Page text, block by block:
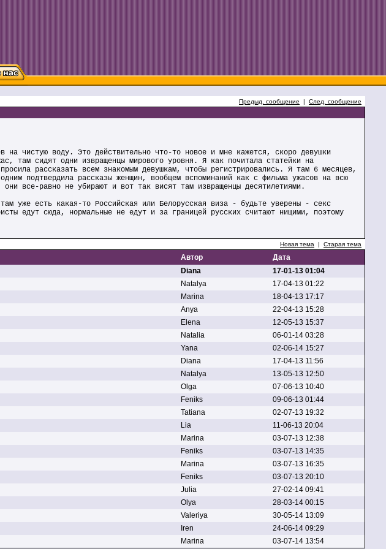
Предыд. сообщение | След. сообщение
на чистую воду. Это действительно что-то новое и мне кажется, скоро девушки
там сидят одни извращенцы мирового уровня. Я как почитала статейки на
рассказать всем знакомым девушкам, чтобы регистрировались. Я там 6 месяцев,
подтвердила рассказы женщин, вообщем вспоминаний как с фильма ужасов на всю
все-равно не убирают и вот так висят там извращенцы десятилетиями.
уже есть какая-то Российская или Белорусская виза - будьте уверены - секс
едут сюда, нормальные не едут и за границей русских считают нищими, поэтому
Новая тема | Старая тема
Автор
Дата
Diana
17-01-13 01:04
Natalya
17-04-13 01:22
Marina
18-04-13 17:17
Anya
22-04-13 15:28
Elena
12-05-13 15:37
Natalia
06-01-14 03:28
Yana
02-06-14 15:27
Diana
17-04-13 11:56
Natalya
13-05-13 12:50
Olga
07-06-13 10:40
Feniks
09-06-13 01:44
Tatiana
02-07-13 19:32
Lia
11-06-13 20:04
Marina
03-07-13 12:38
Feniks
03-07-13 14:35
Marina
03-07-13 16:35
Feniks
03-07-13 20:10
Julia
27-02-14 09:41
Olya
28-03-14 00:15
Valeriya
30-05-14 13:09
Iren
24-06-14 09:29
Marina 03-07-14 13:54